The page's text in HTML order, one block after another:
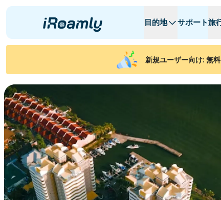
目的地 サポート旅
ローカルeSIM
リージョナルeSIM
アルバニア
アルゼンチン
ブルガリア
チャド
콩고 공화국
旅行日程
新規ユーザー向け: 無